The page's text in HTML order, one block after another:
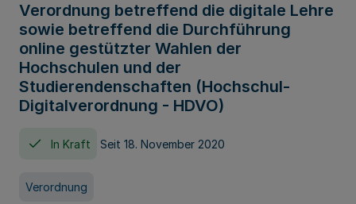
Verordnung betreffend die digitale Lehre
sowie betreffend die Durchführung
online gestützter Wahlen der
Hochschulen und der
Studierendenschaften (Hochschul-
Digitalverordnung - HDVO)
In Kraft Seit 18. November 2020
Verordnung